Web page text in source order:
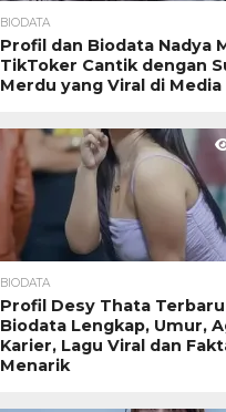
BIODATA
Profil dan Biodata Nadya
TikToker Cantik dengan
Merdu yang Viral di Media
BIODATA
Profil Desy Thata
Biodata Lengkap, Umur,
Karier, Lagu Viral dan
Menarik